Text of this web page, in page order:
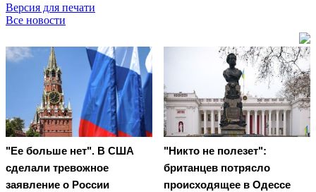
Версия для печати
Все новости
"Ее больше нет". В США
сделали тревожное
заявление о России
"Никто не полезет":
британцев потрясло
происходящее в Одессе